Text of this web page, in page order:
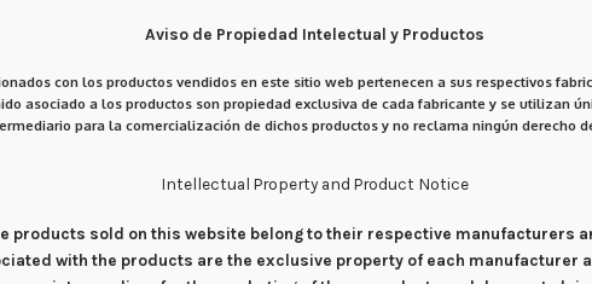
Aviso de Propiedad Intelectual y Productos
con los productos vendidos en este sitio web pertenecen a sus respectivos
asociado a los productos son propiedad exclusiva de cada fabricante y se utilizan
para la comercialización de dichos productos y no reclama ningún derecho
Intellectual Property and Product Notice
products sold on this website belong to their respective manufacturers
with the products are the exclusive property of each manufacturer